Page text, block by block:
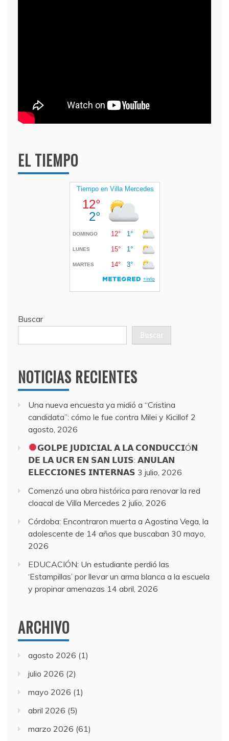
EL TIEMPO
Buscar
Buscar
NOTICIAS RECIENTES
Una nueva encuesta ya midió a “Cristina
candidata”: cómo le fue contra Milei y Kicillof 2
agosto, 2026
𝗚𝗢𝗟𝗣𝗘 𝗝𝗨𝗗𝗜𝗖𝗜𝗔𝗟 𝗔 𝗟𝗔 𝗖𝗢𝗡𝗗𝗨𝗖𝗖𝗜Ó𝗡
𝗗𝗘 𝗟𝗔 𝗨𝗖𝗥 𝗘𝗡 𝗦𝗔𝗡 𝗟𝗨𝗜𝗦: 𝗔𝗡𝗨𝗟𝗔𝗡
𝗘𝗟𝗘𝗖𝗖𝗜𝗢𝗡𝗘𝗦 𝗜𝗡𝗧𝗘𝗥𝗡𝗔𝗦 3 julio, 2026
Comenzó una obra histórica para renovar la red
cloacal de Villa Mercedes 2 julio, 2026
Córdoba: Encontraron muerta a Agostina Vega, la
adolescente de 14 años que buscaban 30 mayo,
2026
EDUCACIÓN: Un estudiante perdió las
‘Estampillas’ por llevar un arma blanca a la escuela
y propinar amenazas 14 abril, 2026
ARCHIVO
agosto 2026 (1)
julio 2026 (2)
mayo 2026 (1)
abril 2026 (5)
marzo 2026 (61)